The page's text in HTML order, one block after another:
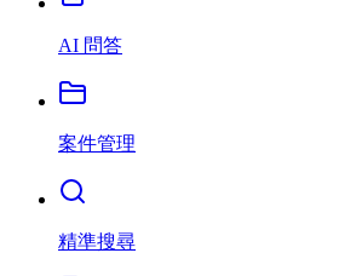
AI 問答
案件管理
精準搜尋